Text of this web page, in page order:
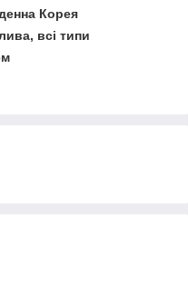
Корея
всі типи